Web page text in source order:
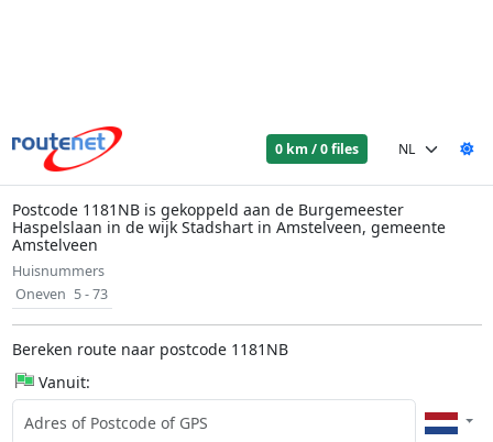
0 km / 0 files
Postcode 1181NB is gekoppeld aan de Burgemeester
Haspelslaan in de wijk Stadshart in Amstelveen, gemeente
Amstelveen
Huisnummers
Oneven 5 - 73
Bereken route naar postcode 1181NB
Vanuit: